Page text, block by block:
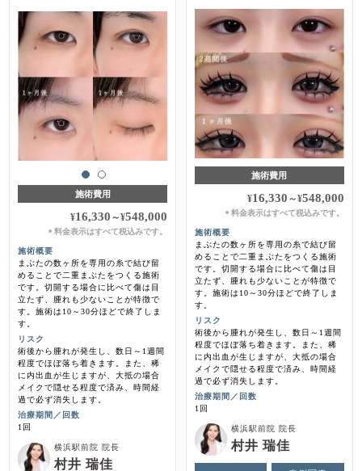
施術費用
¥16,330 ～¥548,000
＊料金表示はすべて税込みです。
施術概要
まぶたの数ヶ所を専用の糸で結び留
めることで二重まぶたをつくる施術
です。切開する場合に比べて傷は目
立たず、腫れも少ないことが特徴で
す。施術は10～30分ほどで終了しま
す。
リスク
術後から腫れが発生し、数日～1週間
程度でほぼ落ち着きます。また、稀
に内出血が生じますが、大抵の場合
メイクで隠せる程度で済み、時間経
過で必ず消失します。
治療期間／回数
1回
横浜駅前院 院長
村井 瑞佳
施術費用
¥16,330 ～¥548,000
＊ 料金表示はすべて税込みです。
施術概要
まぶたの数ヶ所を専用の糸で結び留
めることで二重まぶたをつくる施術
です。切開する場合に比べて傷は目
立たず、腫れも少ないことが特徴で
す。施術は10～30分ほどで終了しま
す。
リスク
術後から腫れが発生し、数日～1週間
程度でほぼ落ち着きます。また、稀
に内出血が生じますが、大抵の場合
メイクで隠せる程度で済み、時間経
過で必ず消失します。
治療期間／回数
1回
横浜駅前院 院長
村井 瑞佳